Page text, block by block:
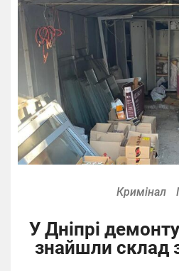
Кримінал
У Дніпрі
знайшли склад